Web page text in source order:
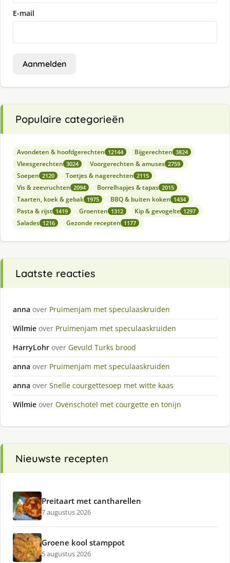
E-mail
Aanmelden
Populaire categorieën
Avondeten & hoofdgerechten 12144 Bijgerechten 3824
Vleesgerechten 3024 Voorgerechten & amuses 2759
Soepen 2120 Toetjes & nagerechten 2115
Vis & zeevruchten 2094 Borrelhapjes & tapas 2015
Taarten, koek & gebak 1975 BBQ & buiten koken 1434
Pasta & rijst 1419 Groenten 1312 Kip & gevogelte 1297
Salades 1216 Gezonde recepten 1177
Laatste reacties
anna over Pruimenjam met speculaaskruiden
Wilmie over Pruimenjam met speculaaskruiden
HarryLohr over Gevuld Turks brood
anna over Pruimenjam met speculaaskruiden
anna over Snelle courgettesoep met witte kaas
Wilmie over Ovenschotel met courgette en tonijn
Nieuwste recepten
Preitaart met cantharellen
7 augustus 2026
Groene kool stamppot
5 augustus 2026